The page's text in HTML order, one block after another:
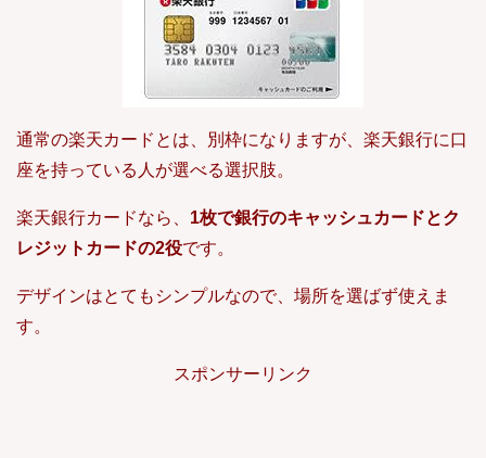
通常の楽天カードとは、別枠になりますが、楽天銀行に口
座を持っている人が選べる選択肢。
楽天銀行カードなら、 1枚で銀行のキャッシュカードとク
レジットカードの2役です。
デザインはとてもシンプルなので、場所を選ばず使えま
す。
スポンサーリンク